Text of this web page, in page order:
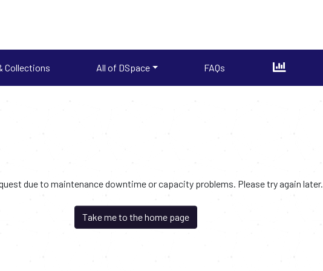
Collections All of DSpace FAQs
due to maintenance downtime or capacity problems. Please try again later.
Take me to the home page